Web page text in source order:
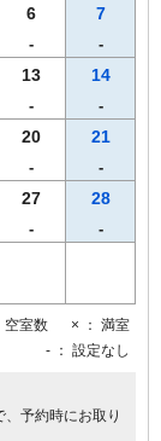
6
-
7
-
13
-
14
-
20
-
21
-
27
-
28
-
空室数 × ： 満室
- ： 設定なし
予約時にお取り